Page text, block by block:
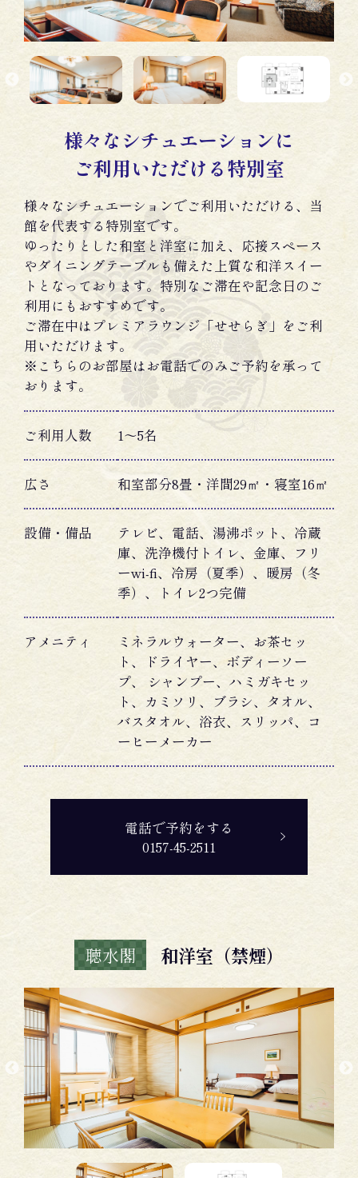
様々なシチュエーションに
ご利用いただける特別室
様々なシチュエーションでご利用いただける、当
館を代表する特別室です。
ゆったりとした和室と洋室に加え、応接スペース
やダイニングテーブルも備えた上質な和洋スイー
トとなっております。特別なご滞在や記念日のご
利用にもおすすめです。
ご滞在中はプレミアラウンジ「せせらぎ」をご利
用いただけます。
※こちらのお部屋はお電話でのみご予約を承って
おります。
ご利用人数 1～5名
広さ 和室部分8畳・洋間29㎡・寝室16㎡
設備・備品
テレビ、電話、湯沸ポット、冷蔵
庫、洗浄機付トイレ、金庫、フリ
ーwi-fi、冷房（夏季）、暖房（冬
季）、トイレ2つ完備
アメニティ
ミネラルウォーター、お茶セッ
ト、ドライヤー、ボディーソー
プ、 シャンプー、ハミガキセッ
ト、カミソリ、ブラシ、タオル、
バスタオル、浴衣、スリッパ、コ
ーヒーメーカー
電話で予約をする
0157-45-2511
聴水閣 和洋室（禁煙）